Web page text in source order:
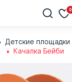
0
Детские площадки
Качалка Бейби